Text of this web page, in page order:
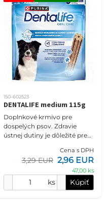
150-602523
DENTALIFE medium 115g
Doplnkové krmivo pre
dospelých psov. Zdravie
ústnej dutiny je dôležité pre
vedecky dokázané, že
podávaním jednej chutne
Cena s DPH
3,29 EUR 2,96 EUR
47,00 ks
ks Kúpiť